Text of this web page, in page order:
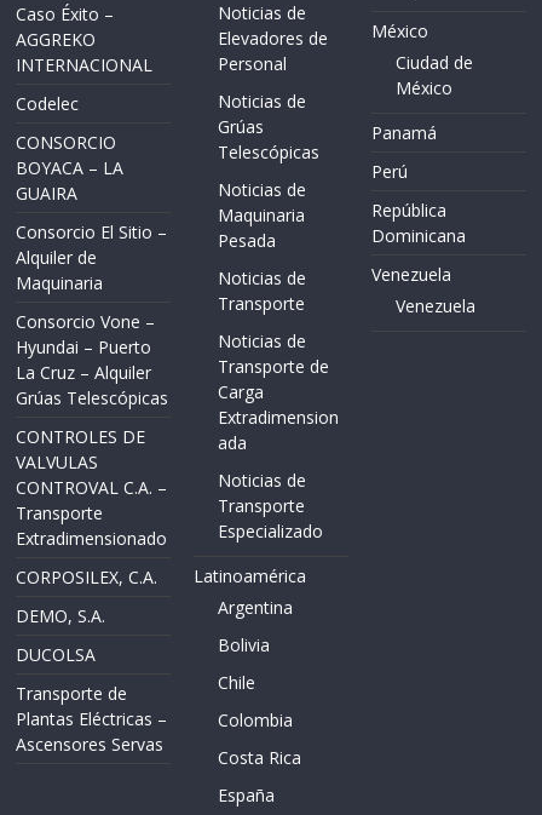
Caso Éxito –
AGGREKO
INTERNACIONAL
Codelec
CONSORCIO
BOYACA – LA
GUAIRA
Consorcio El Sitio –
Alquiler de
Maquinaria
Consorcio Vone –
Hyundai – Puerto
La Cruz – Alquiler
Grúas Telescópicas
CONTROLES DE
VALVULAS
CONTROVAL C.A. –
Transporte
Extradimensionado
CORPOSILEX, C.A.
DEMO, S.A.
DUCOLSA
Transporte de
Plantas Eléctricas –
Ascensores Servas
Noticias de
Elevadores de
Personal
Noticias de
Grúas
Telescópicas
Noticias de
Maquinaria
Pesada
Noticias de
Transporte
Noticias de
Transporte de
Carga
Extradimension
ada
Noticias de
Transporte
Especializado
Latinoamérica
Argentina
Bolivia
Chile
Colombia
Costa Rica
España
México
Ciudad de
México
Panamá
Perú
República
Dominicana
Venezuela
Venezuela